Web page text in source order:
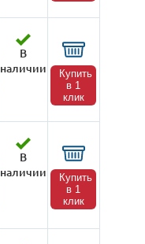
В
наличии
Купить
в 1
клик
В
наличии
Купить
в 1
клик